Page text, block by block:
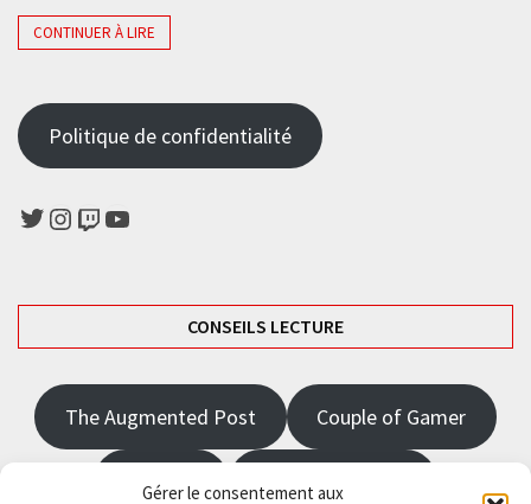
Gérer le consentement aux
CONTINUER À LIRE
Politique de confidentialité
Twitter
Instagram
TwitchYouTube
CONSEILS LECTURE
The Augmented Post Couple of Gamer
JRPGFR State of Gaming